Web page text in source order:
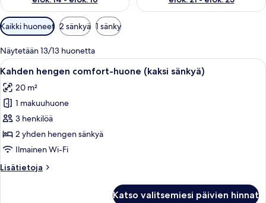
Huoneille
saatavilla
olevia
suodattimia
Kaikki huoneet 2 sänkyä 1 sänky
Näytetään 13/13 huonetta
Avaa
kaikki
huonetyypin
Kahden
hengen
comfort-
huone
sänkyä)
Hotellihuone, jossa on kaksi
6
Kahden hengen comfort-huone (kaksi sänkyä)
20 m²
1 makuuhuone
3 henkilöä
2 yhden hengen sänkyä
Ilmainen Wi-Fi
Lisätietoja
Lisätietoja
Katso valitsemiesi päivien hinnat